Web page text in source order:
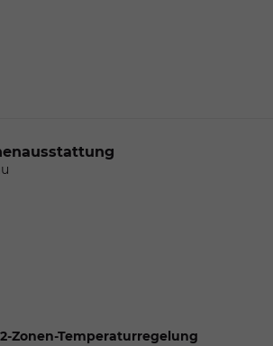
Zonen-Temperaturregelung